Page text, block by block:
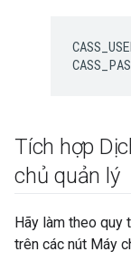
Tích hợp
chủ quản lý
Hãy làm theo quy
trên các nút Máy